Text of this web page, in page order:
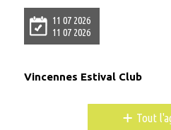
11 07 2026
11 07 2026
Vincennes Estival Club
+ Tout